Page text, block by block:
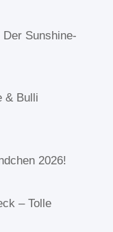
Sunshine-
& Bulli
2026!
– Tolle